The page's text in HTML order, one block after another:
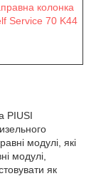
колонка
Service 70 K44
PIUSI
модулі, які
модулі,
як